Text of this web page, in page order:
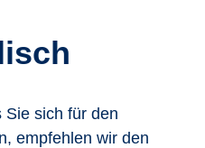
Sie sich für den
empfehlen wir den